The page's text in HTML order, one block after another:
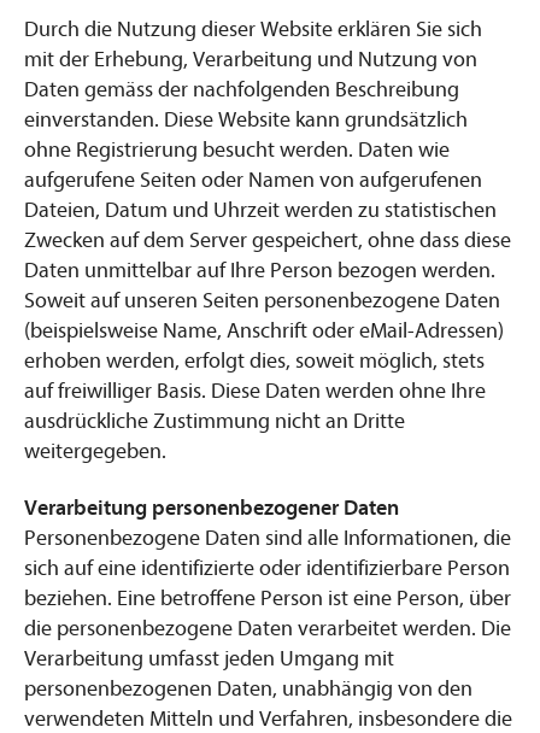
Durch die Nutzung dieser Website erklären Sie sich
mit der Erhebung, Verarbeitung und Nutzung von
Daten gemäss der nachfolgenden Beschreibung
einverstanden. Diese Website kann grundsätzlich
ohne Registrierung besucht werden. Daten wie
aufgerufene Seiten oder Namen von aufgerufenen
Dateien, Datum und Uhrzeit werden zu statistischen
Zwecken auf dem Server gespeichert, ohne dass diese
Daten unmittelbar auf Ihre Person bezogen werden.
Soweit auf unseren Seiten personenbezogene Daten
(beispielsweise Name, Anschrift oder eMail-Adressen)
erhoben werden, erfolgt dies, soweit möglich, stets
auf freiwilliger Basis. Diese Daten werden ohne Ihre
ausdrückliche Zustimmung nicht an Dritte
weitergegeben.
Verarbeitung personenbezogener Daten
Personenbezogene Daten sind alle Informationen, die
sich auf eine identifizierte oder identifizierbare Person
beziehen. Eine betroffene Person ist eine Person, über
die personenbezogene Daten verarbeitet werden. Die
Verarbeitung umfasst jeden Umgang mit
personenbezogenen Daten, unabhängig von den
verwendeten Mitteln und Verfahren, insbesondere die